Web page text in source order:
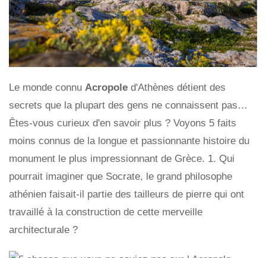
Le monde connu Acropole d'Athènes détient des
secrets que la plupart des gens ne connaissent pas…
Êtes-vous curieux d'en savoir plus ? Voyons 5 faits
moins connus de la longue et passionnante histoire du
monument le plus impressionnant de Grèce. 1. Qui
pourrait imaginer que Socrate, le grand philosophe
athénien faisait-il partie des tailleurs de pierre qui ont
travaillé à la construction de cette merveille
architecturale ?